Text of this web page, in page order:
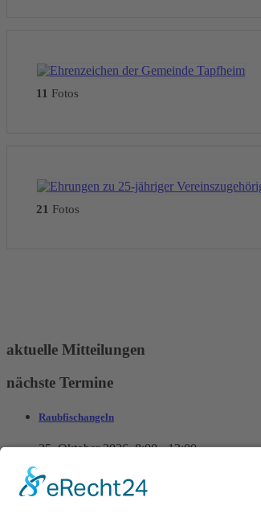
11 Fotos
21 Fotos
aktuelle Mitteilungen
nächste Termine
Raubfischangeln
25. Oktober 2026 8:00-12:00
Winterwanderung